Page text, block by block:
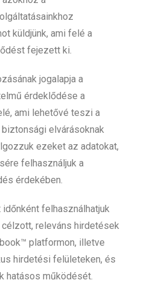
küldjünk, ami felé a
fejezett ki.
jogalapja a
érdeklődése a
ami lehetővé teszi a
biztonsági elvárásoknak
ezeket az adatokat,
felhasználjuk a
érdekében.
felhasználhatjuk
célzott, releváns hirdetések
platformon, illetve
hirdetési felületeken, és
hatásos működését.